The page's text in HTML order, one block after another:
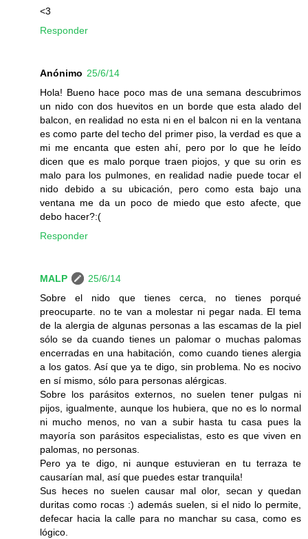
<3
Responder
Anónimo 25/6/14
Hola! Bueno hace poco mas de una semana descubrimos
un nido con dos huevitos en un borde que esta alado del
balcon, en realidad no esta ni en el balcon ni en la ventana
es como parte del techo del primer piso, la verdad es que a
mi me encanta que esten ahí, pero por lo que he leído
dicen que es malo porque traen piojos, y que su orin es
malo para los pulmones, en realidad nadie puede tocar el
nido debido a su ubicación, pero como esta bajo una
ventana me da un poco de miedo que esto afecte, que
debo hacer?:(
Responder
MALP
25/6/14
Sobre el nido que tienes cerca, no tienes porqué
preocuparte. no te van a molestar ni pegar nada. El tema
de la alergia de algunas personas a las escamas de la piel
sólo se da cuando tienes un palomar o muchas palomas
encerradas en una habitación, como cuando tienes alergia
a los gatos. Así que ya te digo, sin problema. No es nocivo
en sí mismo, sólo para personas alérgicas.
Sobre los parásitos externos, no suelen tener pulgas ni
pijos, igualmente, aunque los hubiera, que no es lo normal
ni mucho menos, no van a subir hasta tu casa pues la
mayoría son parásitos especialistas, esto es que viven en
palomas, no personas.
Pero ya te digo, ni aunque estuvieran en tu terraza te
causarían mal, así que puedes estar tranquila!
Sus heces no suelen causar mal olor, secan y quedan
duritas como rocas :) además suelen, si el nido lo permite,
defecar hacia la calle para no manchar su casa, como es
lógico.